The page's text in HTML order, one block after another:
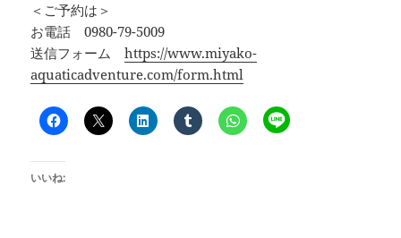
＜ご予約は＞
お電話 0980-79-5009
送信フォームhttps://www.miyako-
aquaticadventure.com/form.html
いいね: